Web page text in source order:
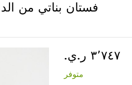
فستان بناتي من
٣٬٧٤٧ ر.ي.‏
متوفر